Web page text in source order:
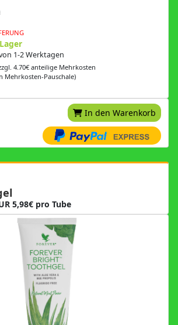
1-2 Werktagen
4.70€ anteilige Mehrkosten
Mehrkosten-Pauschale)
In den Warenkorb
5,98€ pro Tube